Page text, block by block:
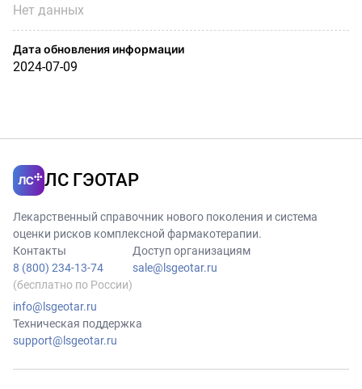
Нет данных
Дата обновления информации
2024-07-09
ЛС ГЭОТАР
Лекарственный справочник нового поколения и система
оценки рисков комплексной фармакотерапии.
Контакты
8 (800) 234-13-74
(бесплатно по России)
info@lsgeotar.ru
Доступ организациям
sale@lsgeotar.ru
Техническая поддержка
support@lsgeotar.ru